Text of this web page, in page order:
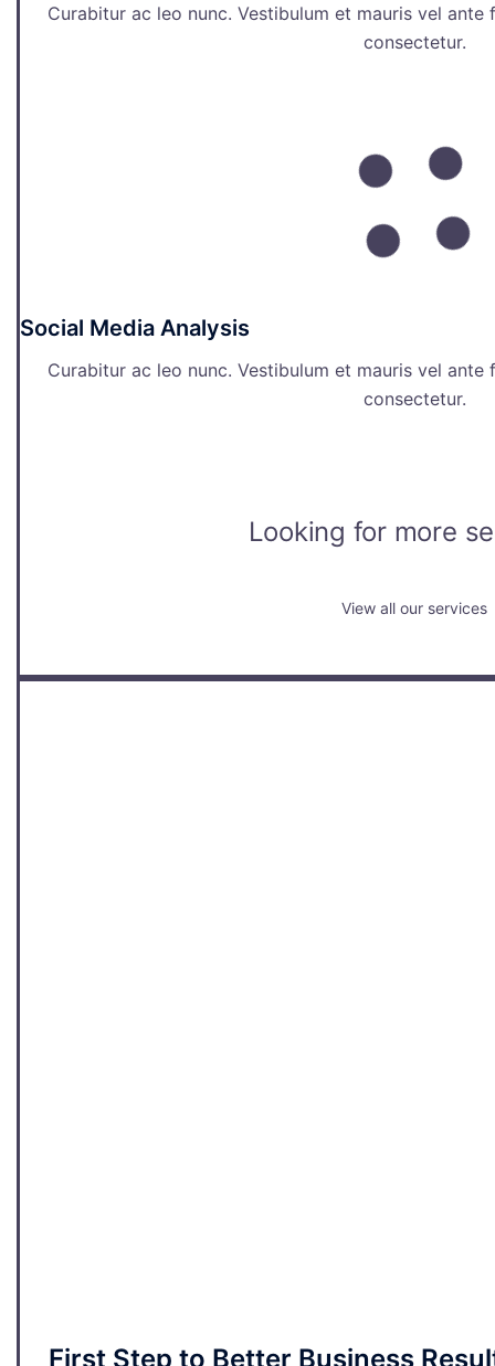
Curabitur ac leo nunc. Vestibulum et mauris vel
consectetur.
Social Media Analysis
Curabitur ac leo nunc. Vestibulum et mauris vel
consectetur.
Looking for more
View all our services
First Step to Better Business